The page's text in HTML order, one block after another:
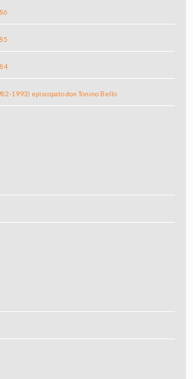
1993) episcopato don Tonino Bello